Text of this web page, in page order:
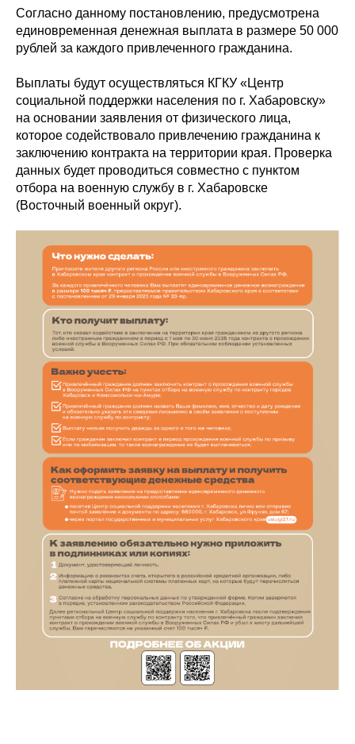
Согласно данному постановлению, предусмотрена
единовременная денежная выплата в размере 50 000
рублей за каждого привлеченного гражданина.
Выплаты будут осуществляться КГКУ «Центр
социальной поддержки населения по г. Хабаровску»
на основании заявления от физического лица,
которое содействовало привлечению гражданина к
заключению контракта на территории края. Проверка
данных будет проводиться совместно с пунктом
отбора на военную службу в г. Хабаровске
(Восточный военный округ).